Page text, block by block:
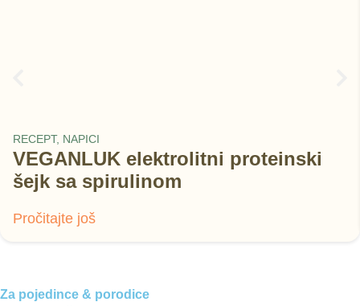
RECEPT, NAPICI
VEGANLUK elektrolitni proteinski
šejk sa spirulinom
Pročitajte još
Za pojedince & porodice